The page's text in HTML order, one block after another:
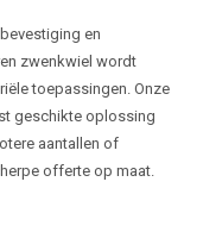
en
zwenkwiel wordt
toepassingen. Onze
geschikte oplossing
aantallen of
offerte op maat.